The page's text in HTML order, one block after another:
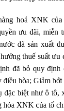
hoá XNK
ưu đãi, miễn
đã sản xuất
thuế suất ưu
đã bỏ quy định
hòa; Giảm
đặc biệt như ô tô,
hóa XNK của tổ